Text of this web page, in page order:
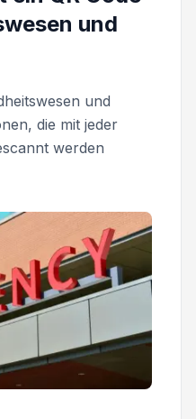
und
und
die mit jeder
werden